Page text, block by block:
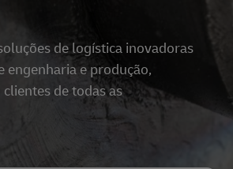
de logística inovadoras
engenharia e produção,
de todas as